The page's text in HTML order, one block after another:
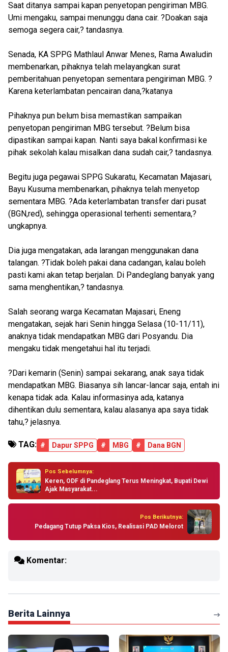
Saat ditanya sampai kapan penyetopan pengiriman MBG.
Umi mengaku, sampai menunggu dana cair. ?Doakan saja
semoga segera cair,? tandasnya.
Senada, KA SPPG Mathlaul Anwar Menes, Rama Awaludin
membenarkan, pihaknya telah melayangkan surat
pemberitahuan penyetopan sementara pengiriman MBG. ?
Karena keterlambatan pencairan dana,?katanya
Pihaknya pun belum bisa memastikan sampaikan
penyetopan pengiriman MBG tersebut. ?Belum bisa
dipastikan sampai kapan. Nanti saya bakal konfirmasi ke
pihak sekolah kalau misalkan dana sudah cair,? tandasnya.
Begitu juga pegawai SPPG Sukaratu, Kecamatan Majasari,
Bayu Kusuma membenarkan, pihaknya telah menyetop
sementara MBG. ?Ada keterlambatan transfer dari pusat
(BGN,red), sehingga operasional terhenti sementara,?
ungkapnya.
Dia juga mengatakan, ada larangan menggunakan dana
talangan. ?Tidak boleh pakai dana cadangan, kalau boleh
pasti kami akan tetap berjalan. Di Pandeglang banyak yang
sama menghentikan,? tandasnya.
Salah seorang warga Kecamatan Majasari, Eneng
mengatakan, sejak hari Senin hingga Selasa (10-11/11),
anaknya tidak mendapatkan MBG dari Posyandu. Dia
mengaku tidak mengetahui hal itu terjadi.
?Dari kemarin (Senin) sampai sekarang, anak saya tidak
mendapatkan MBG. Biasanya sih lancar-lancar saja, entah ini
kenapa tidak ada. Kalau informasinya ada, katanya
dihentikan dulu sementara, kalau alasanya apa saya tidak
tahu,? jelasnya.
TAG: # Dapur SPPG # MBG # Dana BGN
Pos Sebelumnya:
Keren, ODF di Pandeglang Terus Meningkat, Bupati Dewi
Ajak Masyarakat...
Pos Berikutnya:
Pedagang Tutup Paksa Kios, Realisasi PAD Melorot
Komentar:
Berita Lainnya